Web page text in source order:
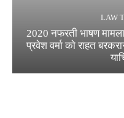
LAW
2020 नफरती भाषण
प्रवेश वर्मा को राहत